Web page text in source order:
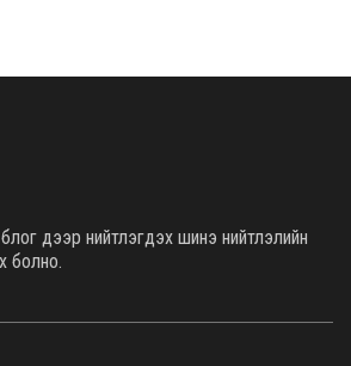
блог дээр нийтлэгдэх шинэ нийтлэлийн
болно.